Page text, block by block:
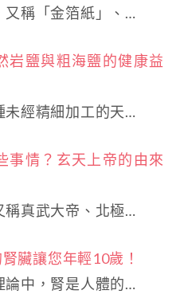
又稱「金箔紙」、…
岩鹽與粗海鹽的健康益
未經精細加工的天…
事情？玄天上帝的由來
稱真武大帝、北極…
臟讓您年輕10歲！
論中，腎是人體的…